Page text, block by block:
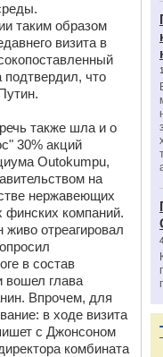
таким образом
визита в
подтвердил, что
также шла и о
30% акций
Outokumpu,
на
нержавеющих
финских компаний.
отреагировал
в состав
вошел глава
Впрочем, для
в ходе визита
с Джонсоном
комбината